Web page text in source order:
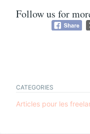
Follow us for
CATEGORIES
Articles pour les
TAGS
rédaction